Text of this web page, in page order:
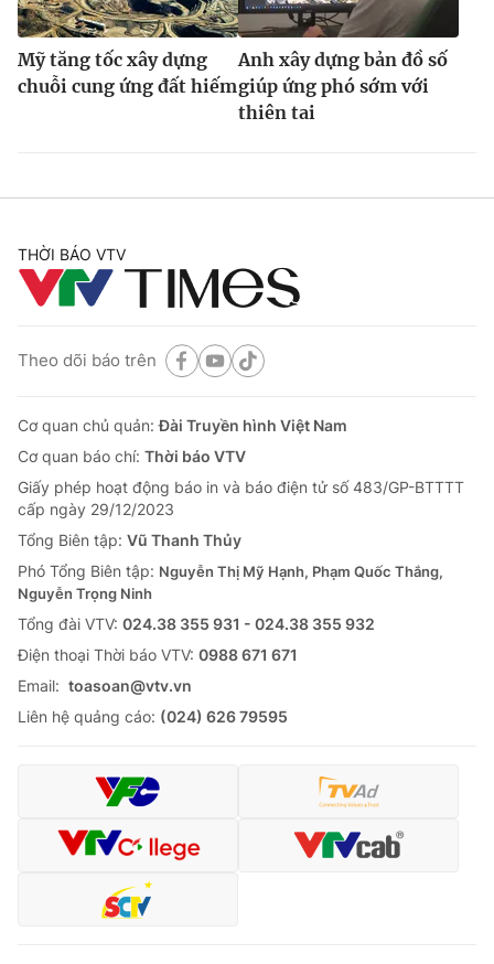
Mỹ tăng tốc xây dựng
chuỗi cung ứng đất hiếm
Anh xây dựng bản đồ số
giúp ứng phó sớm với
thiên tai
THỜI BÁO VTV
Theo dõi báo trên
Cơ quan chủ quản:Đài Truyền hình Việt Nam
Cơ quan báo chí: Thời báo VTV
Giấy phép hoạt động báo in và báo điện tử số 483/GP-BTTTT
cấp ngày 29/12/2023
Tổng Biên tập: Vũ Thanh Thủy
Phó Tổng Biên tập: Nguyễn Thị Mỹ Hạnh, Phạm Quốc Thắng,
Nguyễn Trọng Ninh
Tổng đài VTV: 024.38 355 931 - 024.38 355 932
Ðiện thoại Thời báo VTV: 0988 671 671
Email: toasoan@vtv.vn
Liên hệ quảng cáo: (024) 626 79595